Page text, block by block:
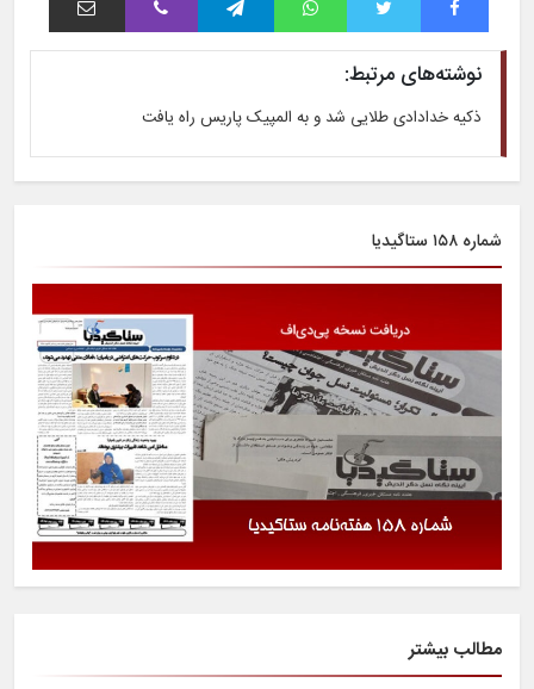
نوشته‌های مرتبط:
ذکیه خدادادی طلایی شد و به المپیک پاریس راه یافت
شماره ۱۵۸ ستاگیدیا
مطالب بیشتر